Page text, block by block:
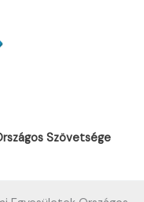
Szövetsége